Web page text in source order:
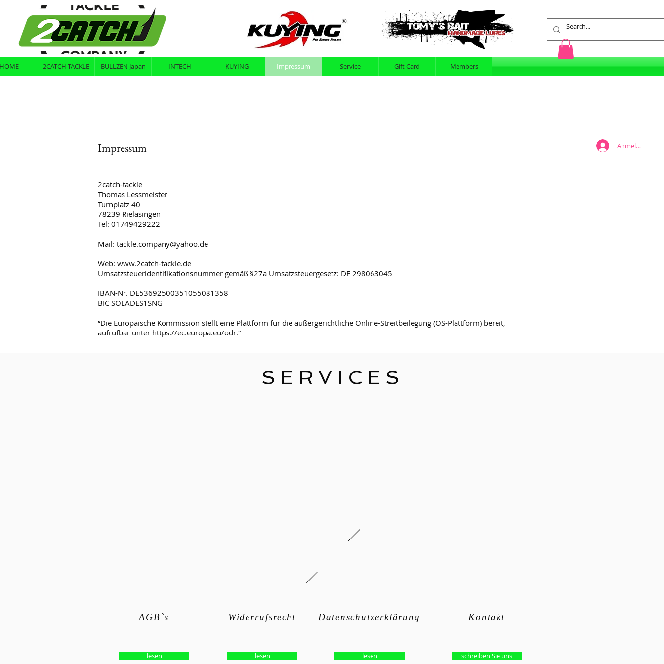
HOME 2CATCH TACKLE BULLZEN Japan INTECH KUYING Impressum Service Gift Card Members
Anmelden
Impressum
2catch-tackle
Thomas Lessmeister
Turnplatz 40
78239 Rielasingen
Tel: 01749429222
Mail: tackle.company@yahoo.de
Web: www.2catch-tackle.de
Umsatzsteueridentifikationsnummer gemäß §27a Umsatzsteuergesetz: DE 298063045
IBAN-Nr. DE53692500351055081358
BIC SOLADES1SNG
“Die Europäische Kommission stellt eine Plattform für die außergerichtliche Online-Streitbeilegung (OS-Plattform) bereit,
aufrufbar unter https://ec.europa.eu/odr.“
SERVICES
AGB`s
lesen
Widerrufsrecht
lesen
Datenschutzerklärung
lesen
Kontakt
schreiben Sie uns